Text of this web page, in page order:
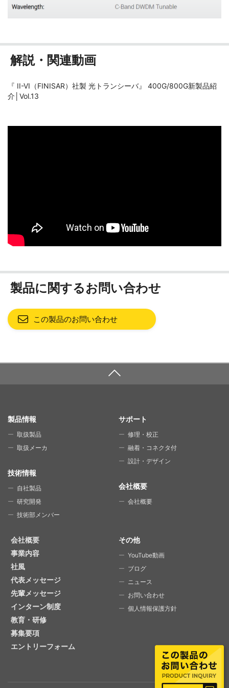
解説・関連動画
『 II-VI（FINISAR）社製 光トランシーバ』 400G/800G新製品紹
介│Vol.13
製品に関するお問い合わせ
この製品のお問い合わせ
SITE MAP
製品情報
取扱製品
取扱メーカ
技術情報
自社製品
研究開発
技術部メンバー
サポート
修理・校正
融着・コネクタ付
設計・デザイン
会社概要
会社概要
会社概要
事業内容
社風
代表メッセージ
先輩メッセージ
インターン制度
教育・研修
募集要項
エントリーフォーム
その他
YouTube動画
ブログ
ニュース
お問い合わせ
個人情報保護方針